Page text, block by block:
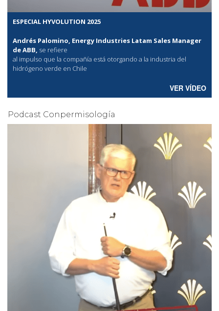
ESPECIAL HYVOLUTION 2025
Andrés Palomino, Energy Industries Latam Sales Manager
de ABB, se refiere
al impulso que la compañía está otorgando a la industria del
hidrógeno verde en Chile
VER VÍDEO
Podcast Conpermisología